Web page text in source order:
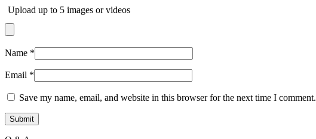
Upload up to 5 images or videos
Name *
Email *
Save my name, email, and website in this browser for the next time I comment.